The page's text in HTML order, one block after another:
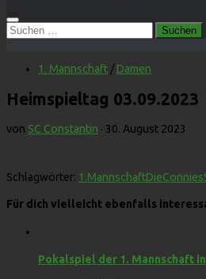
Suchen
nach:
1. Mannschaft / Damen
Heimspieltag 03.09.2023
von SC Constantin · 30. August 2023
Schlagwörter: 1.MannschaftDieConnies
Für dich vielleicht ebenfalls
Pokalspiel der 1. Mannschaft